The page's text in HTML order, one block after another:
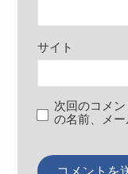
サイト
次回のコメ
の名前、メー